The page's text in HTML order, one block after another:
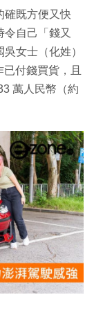
確既方便又快
自己「錢又
女士（化姓）
付錢買貨，且
萬人民幣（約